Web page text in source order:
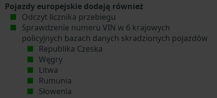
Pojazdy europejskie dodają również
Odczyt licznika przebiegu
Sprawdzenie numeru VIN w 6 krajowych
policyjnych bazach danych skradzionych pojazdów
Republika Czeska
Węgry
Litwa
Rumunia
Słowenia